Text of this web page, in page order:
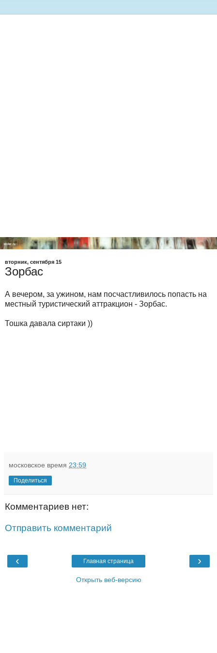
вторник, сентября 15
Зорбас
А вечером, за ужином, нам посчастливилось попасть на
местный туристический аттракцион - Зорбас.
Тошка давала сиртаки ))
московское время 23:59
Поделиться
Комментариев нет:
Отправить комментарий
‹ ›
Главная страница
Открыть веб-версию